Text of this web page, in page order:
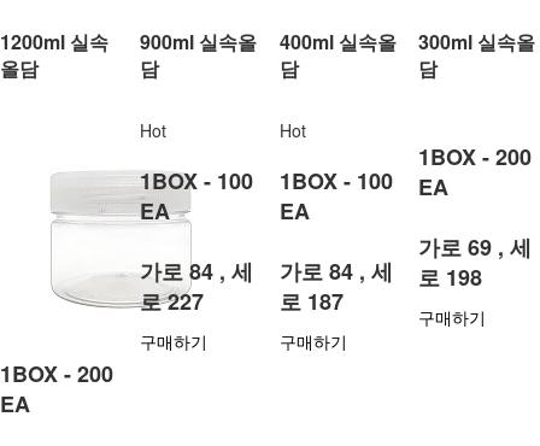
1200ml 실속
올담
900ml 실속올
담
400ml 실속올
담
300ml 실속올
담
1BOX - 200
EA
Hot
1BOX - 100
EA
가로 84 , 세
로 227
구매하기
Hot
1BOX - 100
EA
가로 84 , 세
로 187
구매하기
1BOX - 200
EA
가로 69 , 세
로 198
구매하기